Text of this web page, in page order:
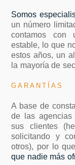
Somos
un número
contamos con
estable, lo que
estos años, un
la mayoría de
GARANTÍAS
A base de
de las agencias
sus clientes
solicitando y
otros), por lo
que nadie más